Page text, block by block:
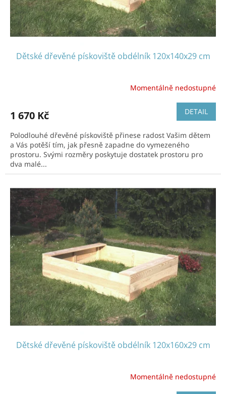
Dětské dřevěné pískoviště obdélník 120x140x29 cm
Momentálně nedostupné
1 670 Kč DETAIL
Polodlouhé dřevěné pískoviště přinese radost Vašim dětem
a Vás potěší tím, jak přesně zapadne do vymezeného
prostoru. Svými rozměry poskytuje dostatek prostoru pro
dva malé...
Dětské dřevěné pískoviště obdélník 120x160x29 cm
Momentálně nedostupné